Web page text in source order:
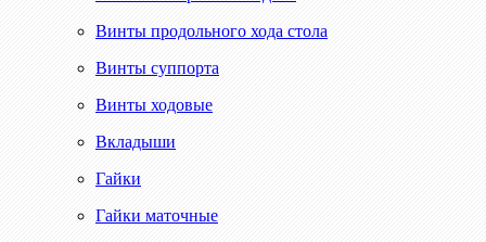
Винты продольного хода стола
Винты суппорта
Винты ходовые
Вкладыши
Гайки
Гайки маточные